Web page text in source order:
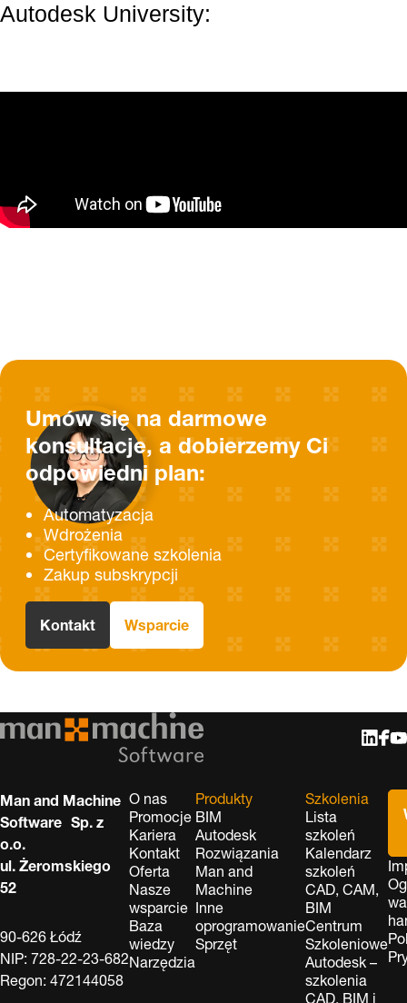
Autodesk University:
Umów się na darmowe
konsultacje, a dobierzemy Ci
odpowiedni plan:
Automatyzacja
Wdrożenia
Certyfikowane szkolenia
Zakup subskrypcji
Kontakt Wsparcie
Man and Machine
Software Sp. z
o.o.
ul. Żeromskiego
52
90-626 Łódź
NIP: 728-22-23-682
Regon: 472144058
O nas
Promocje
Kariera
Kontakt
Oferta
Nasze
wsparcie
Baza
wiedzy
Narzędzia
Produkty
BIM
Autodesk
Rozwiązania
Man and
Machine
Inne
oprogramowanie
Sprzęt
Szkolenia
Lista
szkoleń
Kalendarz
szkoleń
CAD, CAM,
BIM
Centrum
Szkoleniowe
Autodesk –
szkolenia
CAD, BIM i